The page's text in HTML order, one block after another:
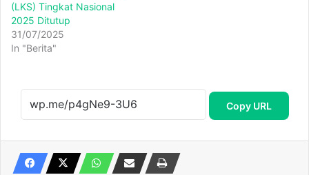
(LKS) Tingkat Nasional
2025 Ditutup
31/07/2025
In "Berita"
Copy URL